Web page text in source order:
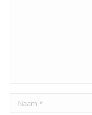
Naam *